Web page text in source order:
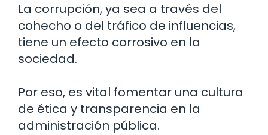
La corrupción, ya sea a través del
cohecho o del tráfico de influencias,
tiene un efecto corrosivo en la
sociedad.
Por eso, es vital fomentar una cultura
de ética y transparencia en la
administración pública.